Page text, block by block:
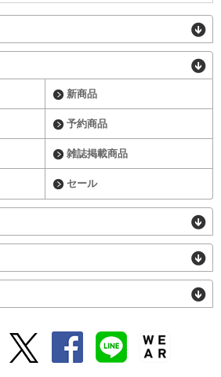
新商品
予約商品
雑誌掲載商品
セール